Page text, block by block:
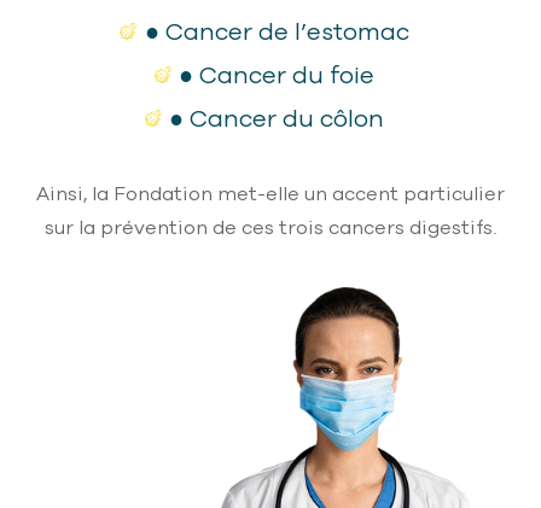
● Cancer de l’estomac
● Cancer du foie
● Cancer du côlon
Ainsi, la Fondation met-elle un accent particulier
sur la prévention de ces trois cancers digestifs.